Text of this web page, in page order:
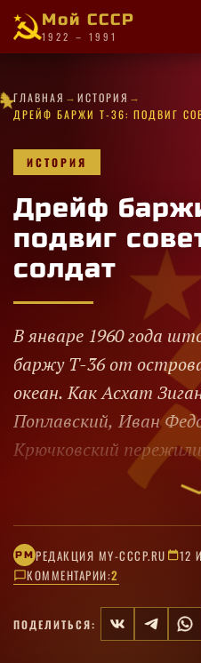
Мой СССР
1922 – 1991
✦
·★
·★
★
·★
·★
✦
·✧
✦
★
★
★
★
✧
·✧
★
·✧
★
✧
·✦ ГЛАВНАЯ → ИСТОРИЯ →
ДРЕЙФ БАРЖИ Т-36: ПОДВИГ
ИСТОРИЯ
Дрейф
подвиг
солдат
В январе 1960 года
баржу Т-36 от
океан. Как Асхат
Поплавский, Иван
Крючковский
минимальными
РM РЕДАКЦИЯ MY-CCCP.RU 12
КОММЕНТАРИИ:2
ПОДЕЛИТЬСЯ: